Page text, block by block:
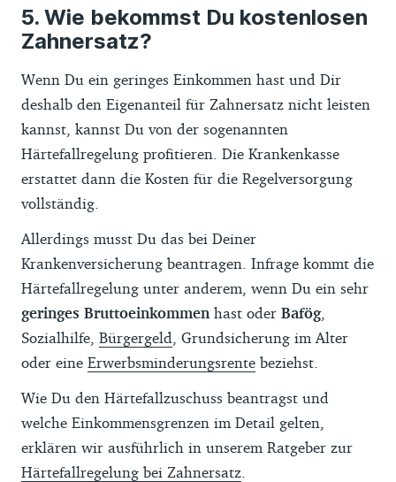
Wie bekommst Du kostenlosen
Zahnersatz?
Wenn Du ein geringes Einkommen hast und Dir
deshalb den Eigenanteil für Zahnersatz nicht leisten
kannst, kannst Du von der sogenannten
Härtefallregelung profitieren. Die Krankenkasse
erstattet dann die Kosten für die Regelversorgung
vollständig.
Allerdings musst Du das bei Deiner
Krankenversicherung beantragen. Infrage kommt die
Härtefallregelung unter anderem, wenn Du ein sehr
geringes Bruttoeinkommen hast oder Bafög,
Sozialhilfe, Bürgergeld , Grundsicherung im Alter
oder eine Erwerbsminderungsrente beziehst.
Wie Du den Härtefallzuschuss beantragst und
welche Einkommensgrenzen im Detail gelten,
erklären wir ausführlich in unserem Ratgeber zur
Härtefallregelung bei Zahnersatz